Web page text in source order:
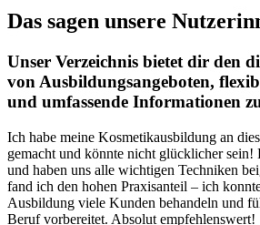
Das sagen unsere
Unser Verzeichnis bietet dir den
von Ausbildungsangeboten,
und umfassende Informationen
Ich habe meine Kosmetikausbildung an
gemacht und könnte nicht glücklicher sein!
und haben uns alle wichtigen Techniken
fand ich den hohen Praxisanteil – ich
Ausbildung viele Kunden behandeln und
Beruf vorbereitet. Absolut empfehlenswert!